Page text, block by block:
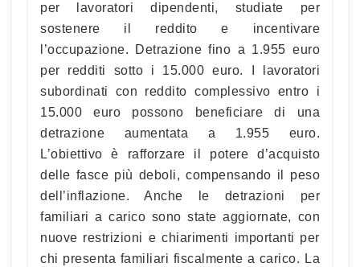
per lavoratori dipendenti, studiate per
sostenere il reddito e incentivare
l’occupazione. Detrazione fino a 1.955 euro
per redditi sotto i 15.000 euro. I lavoratori
subordinati con reddito complessivo entro i
15.000 euro possono beneficiare di una
detrazione aumentata a 1.955 euro.
L’obiettivo è rafforzare il potere d’acquisto
delle fasce più deboli, compensando il peso
dell’inflazione. Anche le detrazioni per
familiari a carico sono state aggiornate, con
nuove restrizioni e chiarimenti importanti per
chi presenta familiari fiscalmente a carico. La